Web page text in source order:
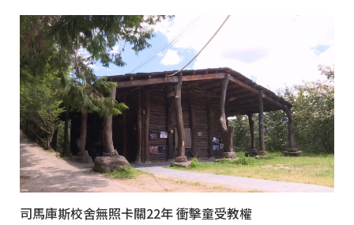
司馬庫斯校舍無照卡關22年 衝擊童受教權